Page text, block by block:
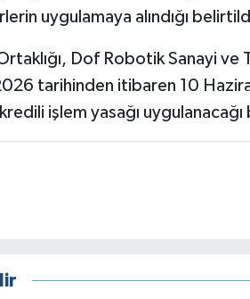
uygulamaya alındığı
Dof Robotik Sanayi ve
tarihinden itibaren 10
işlem yasağı